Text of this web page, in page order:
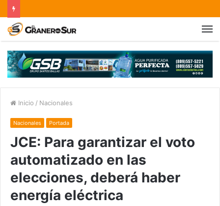
Inicio / Nacionales
Nacionales Portada
JCE: Para garantizar el voto
automatizado en las
elecciones, deberá haber
energía eléctrica